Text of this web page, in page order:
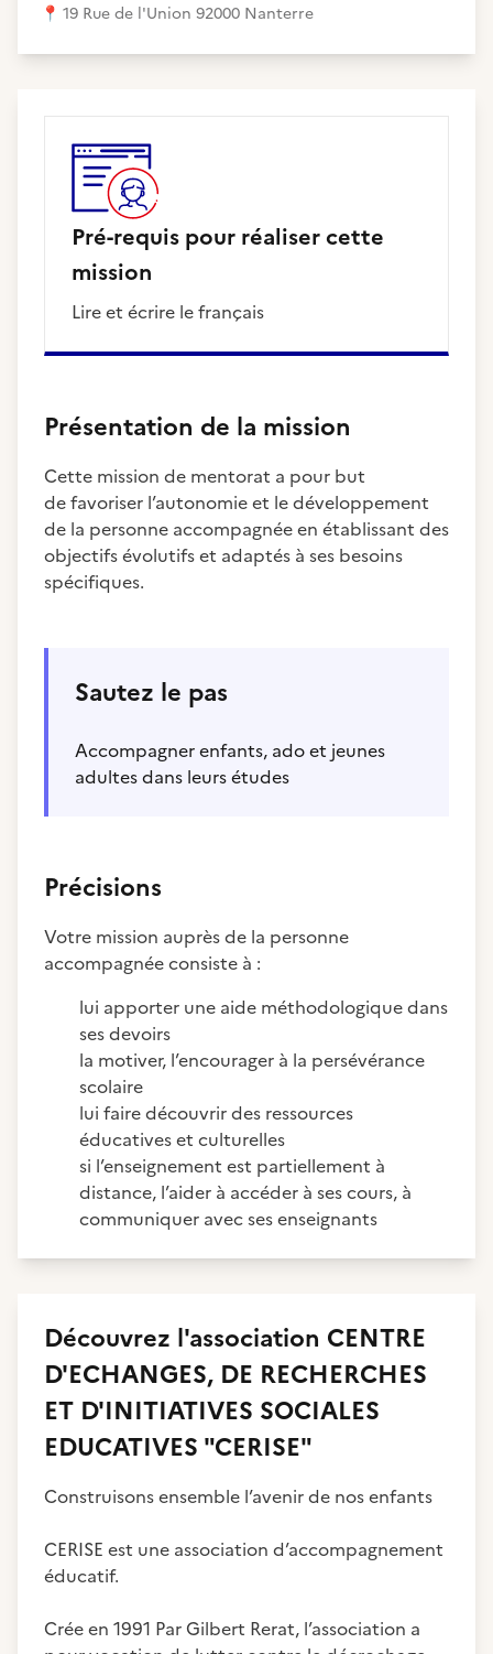
📍 19 Rue de l'Union 92000 Nanterre
Pré-requis pour réaliser cette
mission
lire et écrire le français
Présentation de la mission
Cette mission de mentorat a pour but
de favoriser l’autonomie et le développement
de la personne accompagnée en établissant des
objectifs évolutifs et adaptés à ses besoins
spécifiques.
Sautez le pas
Accompagner enfants, ado et jeunes
adultes dans leurs études
Précisions
Votre mission auprès de la personne
accompagnée consiste à :
lui apporter une aide méthodologique dans
ses devoirs
la motiver, l’encourager à la persévérance
scolaire
lui faire découvrir des ressources
éducatives et culturelles
si l’enseignement est partiellement à
distance, l’aider à accéder à ses cours, à
communiquer avec ses enseignants
Découvrez l'association CENTRE
D'ECHANGES, DE RECHERCHES
ET D'INITIATIVES SOCIALES
EDUCATIVES "CERISE"
Construisons ensemble l’avenir de nos enfants
CERISE est une association d’accompagnement
éducatif.
Crée en 1991 Par Gilbert Rerat, l’association a